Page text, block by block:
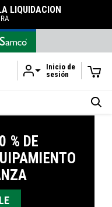
contenido principal
LIQUIDACIÓN
Inicio de
sesión
% DE